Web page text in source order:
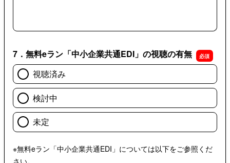
7．無料eラン「中小企業共通EDI」の視聴の有無
視聴済み
検討中
未定
※無料eラン「中小企業共通EDI」については以下をご参照くだ
さい。